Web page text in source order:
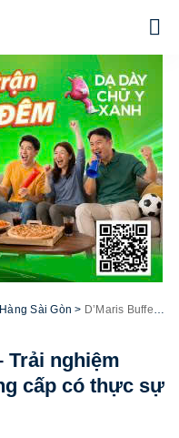
Sài Gòn > D’Maris Buffet quận 7 – Trải nghiệm buffet “lột xác” sau nâng cấp có thực sự xứng đáng?
Trải nghiệm
cấp có thực sự